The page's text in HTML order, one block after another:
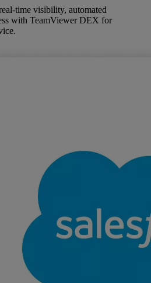
visibility, automated
with TeamViewer DEX for